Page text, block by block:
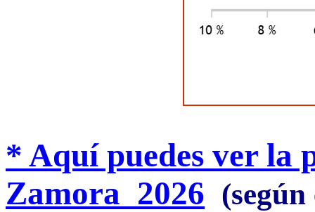
* Aquí puedes ver la
Zamora 2026